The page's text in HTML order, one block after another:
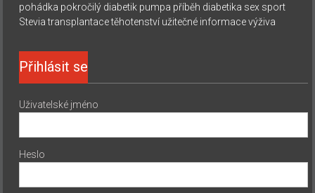
pohádka pokročilý diabetik pumpa příběh diabetika sex sport
Stevia transplantace těhotenství užitečné informace výživa
Přihlásit se
Uživatelské jméno
Heslo